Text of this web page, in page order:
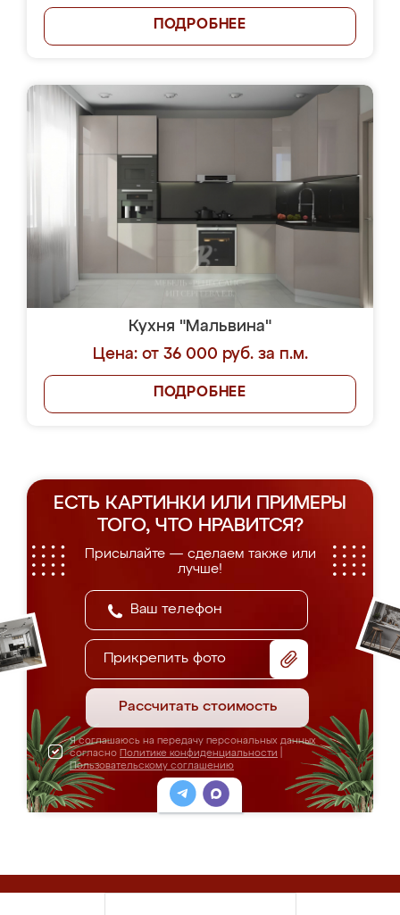
ПОДРОБНЕЕ
Кухня "Мальвина"
Цена: от 36 000 руб. за п.м.
ПОДРОБНЕЕ
ЕСТЬ КАРТИНКИ ИЛИ ПРИМЕРЫ
ТОГО, ЧТО НРАВИТСЯ?
Присылайте — сделаем также или
лучше!
Прикрепить фото
Рассчитать стоимость
Я соглашаюсь на передачу персональных данных
согласно Политике конфиденциальности
Пользовательскому соглашению